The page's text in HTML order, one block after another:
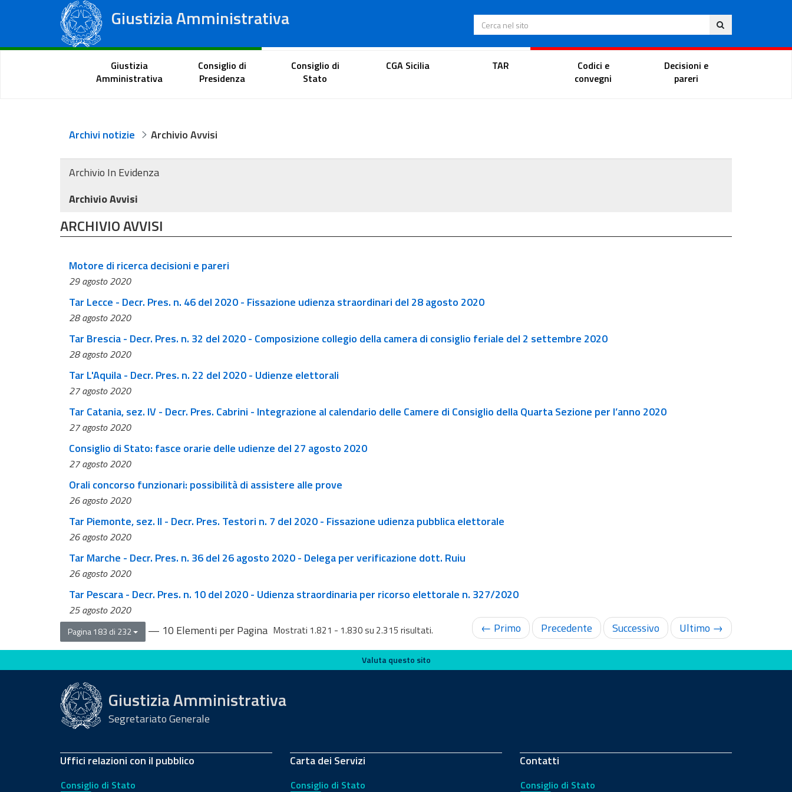
Giustizia Amministrativa
Tribunali Amministrativi Regionali
Ita
Cerca nel sito
Portale del cittadino Portale dell'avvocato Portale del magistrato
Giustizia
Amministrativa
Consiglio di
Presidenza
Consiglio di
Stato
CGA Sicilia TAR
Codici e
convegni
Decisioni e
pareri
Archivi notizie Archivio Avvisi
Archivio In Evidenza
Archivio Avvisi
ARCHIVIO AVVISI
Motore di ricerca decisioni e pareri
29 agosto 2020
Tar Lecce - Decr. Pres. n. 46 del 2020 - Fissazione udienza straordinari del 28 agosto 2020
28 agosto 2020
Tar Brescia - Decr. Pres. n. 32 del 2020 - Composizione collegio della camera di consiglio feriale del 2 settembre 2020
28 agosto 2020
Tar L'Aquila - Decr. Pres. n. 22 del 2020 - Udienze elettorali
27 agosto 2020
Tar Catania, sez. IV - Decr. Pres. Cabrini - Integrazione al calendario delle Camere di Consiglio della Quarta Sezione per l’anno 2020
27 agosto 2020
Consiglio​ di Stato: fasce orarie delle udienze del 27 agosto 2020
27 agosto 2020
Orali concorso funzionari: possibilità di assistere alle prove
26 agosto 2020
Tar Piemonte, sez. II - Decr. Pres. Testori n. 7 del 2020 - Fissazione udienza pubblica elettorale
26 agosto 2020
Tar Marche - Decr. Pres. n. 36 del 26 agosto 2020 - Delega per verificazione dott. Ruiu
26 agosto 2020
Tar Pescara - Decr. Pres. n. 10 del 2020 - Udienza straordinaria per ricorso elettorale n. 327/2020
25 agosto 2020
Pagina 183 di 232 — 10 Elementi per Pagina Mostrati 1.821 - 1.830 su 2.315 risultati. ← Primo Precedente Successivo Ultimo →
Valuta questo sito Valuta questo sito
Giustizia Amministrativa
Segretariato Generale
Uffici relazioni con il pubblico
Consiglio di Stato
Carta dei Servizi
Consiglio di Stato
Contatti
Consiglio di Stato